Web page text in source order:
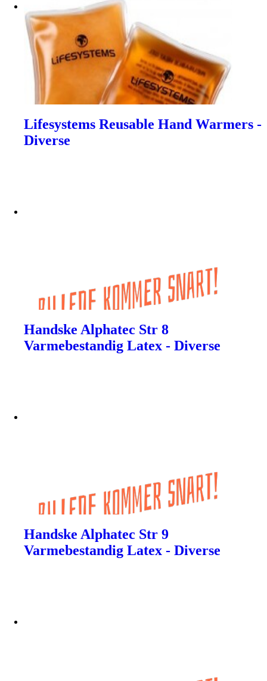
Lifesystems Reusable Hand Warmers -
Diverse
Handske Alphatec Str 8
Varmebestandig Latex - Diverse
Handske Alphatec Str 9
Varmebestandig Latex - Diverse